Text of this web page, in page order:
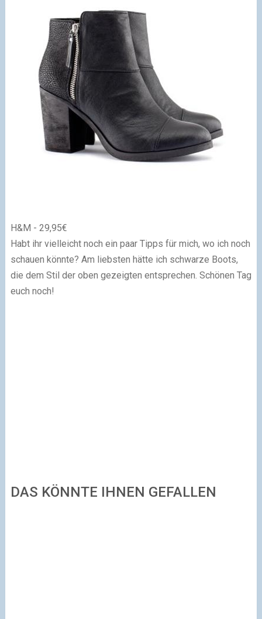
H&M - 29,95€
Habt ihr vielleicht noch ein paar Tipps für mich, wo ich noch
schauen könnte? Am liebsten hätte ich schwarze Boots,
die dem Stil der oben gezeigten entsprechen. Schönen Tag
euch noch!
DAS KÖNNTE IHNEN GEFALLEN